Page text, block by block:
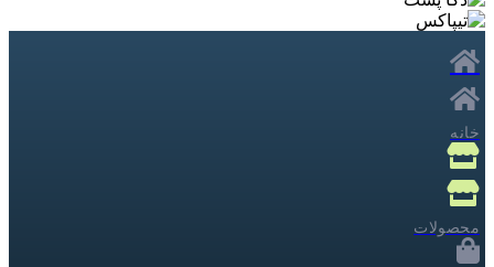
خانه
محصولات